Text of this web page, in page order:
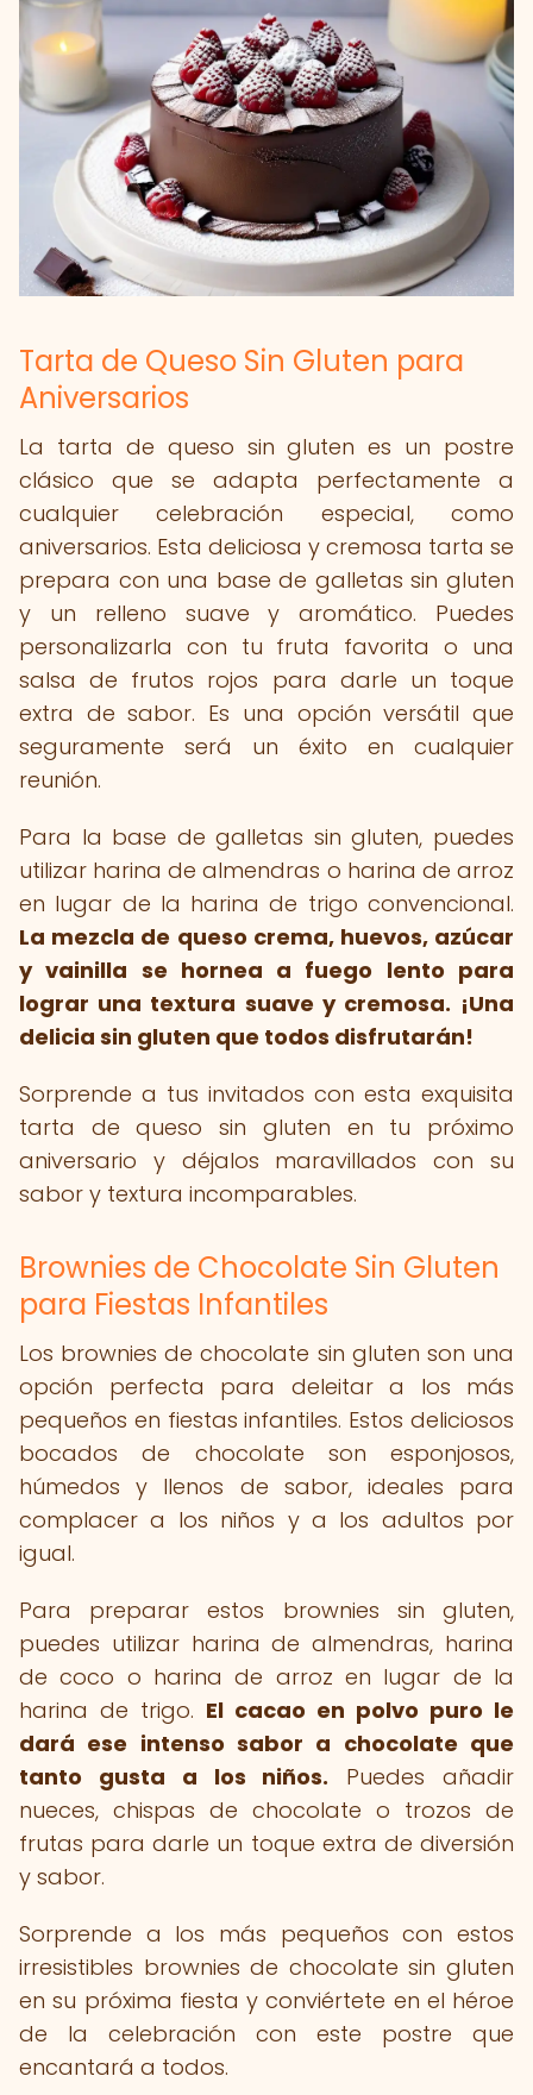
Tarta de Queso Sin Gluten para
Aniversarios
La tarta de queso sin gluten es un postre
clásico que se adapta perfectamente a
cualquier celebración especial, como
aniversarios. Esta deliciosa y cremosa tarta se
prepara con una base de galletas sin gluten
y un relleno suave y aromático. Puedes
personalizarla con tu fruta favorita o una
salsa de frutos rojos para darle un toque
extra de sabor. Es una opción versátil que
seguramente será un éxito en cualquier
reunión.
Para la base de galletas sin gluten, puedes
utilizar harina de almendras o harina de arroz
en lugar de la harina de trigo convencional.
La mezcla de queso crema, huevos, azúcar
y vainilla se hornea a fuego lento para
lograr una textura suave y cremosa. ¡Una
delicia sin gluten que todos disfrutarán!
Sorprende a tus invitados con esta exquisita
tarta de queso sin gluten en tu próximo
aniversario y déjalos maravillados con su
sabor y textura incomparables.
Brownies de Chocolate Sin Gluten
para Fiestas Infantiles
Los brownies de chocolate sin gluten son una
opción perfecta para deleitar a los más
pequeños en fiestas infantiles. Estos deliciosos
bocados de chocolate son esponjosos,
húmedos y llenos de sabor, ideales para
complacer a los niños y a los adultos por
igual.
Para preparar estos brownies sin gluten,
puedes utilizar harina de almendras, harina
de coco o harina de arroz en lugar de la
harina de trigo. El cacao en polvo puro le
dará ese intenso sabor a chocolate que
tanto gusta a los niños. Puedes añadir
nueces, chispas de chocolate o trozos de
frutas para darle un toque extra de diversión
y sabor.
Sorprende a los más pequeños con estos
irresistibles brownies de chocolate sin gluten
en su próxima fiesta y conviértete en el héroe
de la celebración con este postre que
encantará a todos.